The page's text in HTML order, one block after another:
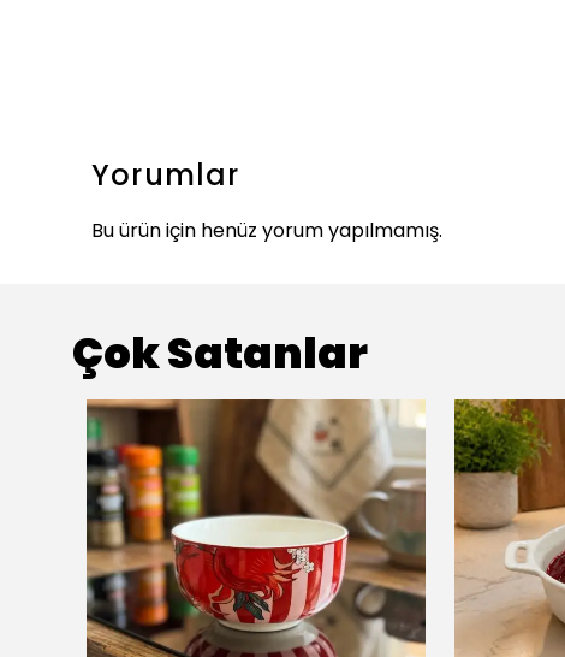
Yorumlar
Bu ürün için henüz yorum yapılmamış.
Çok Satanlar